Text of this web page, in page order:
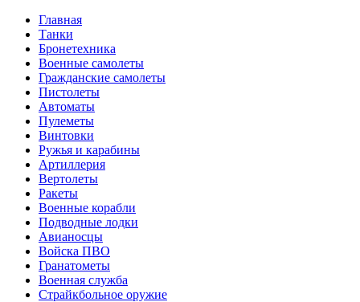
Главная
Танки
Бронетехника
Военные самолеты
Гражданские самолеты
Пистолеты
Автоматы
Пулеметы
Винтовки
Ружья и карабины
Артиллерия
Вертолеты
Ракеты
Военные корабли
Подводные лодки
Авианосцы
Войска ПВО
Гранатометы
Военная служба
Страйкбольное оружие